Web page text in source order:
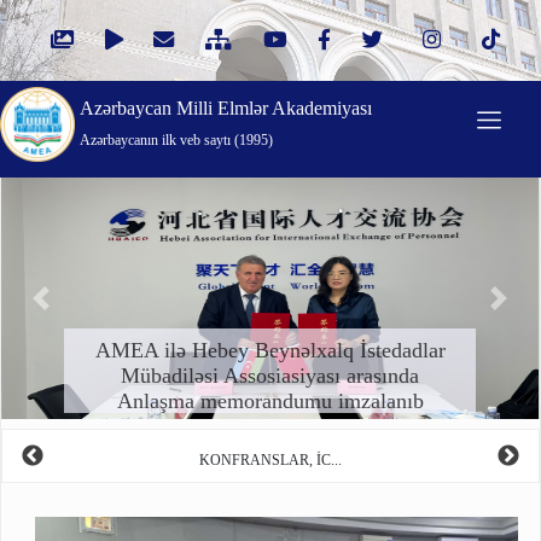
Azərbaycan Milli Elmlər Akademiyası
Azərbaycanın ilk veb saytı (1995)
AMEA ilə Hebey Beynəlxalq İstedadlar
Mübadiləsi Assosiasiyası arasında
Anlaşma memorandumu imzalanıb
Öncəki
KONFRANSLAR, İC...